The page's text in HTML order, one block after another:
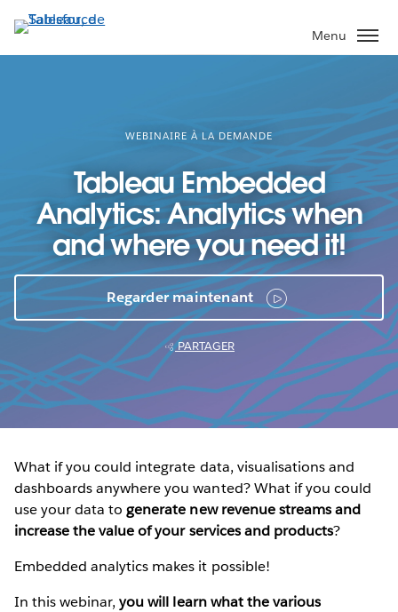
Aller
au
contenu
Menu
WEBINAIRE À LA DEMANDE
Tableau Embedded
Analytics: Analytics when
and where you need it!
Regarder maintenant
PARTAGER
What if you could integrate data, visualisations and
dashboards anywhere you wanted? What if you could
use your data togenerate new revenue streams and
increase the value of your services and products?
Embedded analytics makes it possible!
In this webinar,you will learn what the various